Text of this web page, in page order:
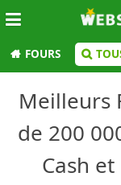
FOURS
Meilleurs
de 200
Cash